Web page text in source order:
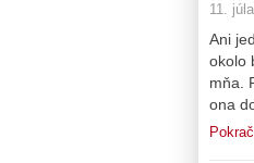
11.
Ani
okolo
mňa.
ona